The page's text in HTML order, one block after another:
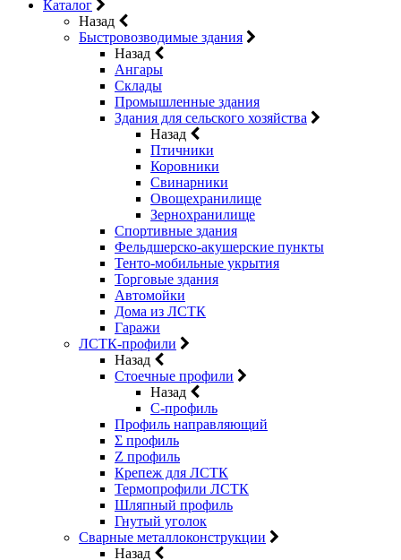
Каталог
Назад
Быстровозводимые здания
Назад
Ангары
Склады
Промышленные здания
Здания для сельского хозяйства
Назад
Птичники
Коровники
Свинарники
Овощехранилище
Зернохранилище
Спортивные здания
Фельдшерско-акушерские пункты
Тенто-мобильные укрытия
Торговые здания
Автомойки
Дома из ЛСТК
Гаражи
ЛСТК-профили
Назад
Стоечные профили
Назад
C-профиль
Профиль направляющий
Σ профиль
Z профиль
Крепеж для ЛСТК
Термопрофили ЛСТК
Шляпный профиль
Гнутый уголок
Сварные металлоконструкции
Назад